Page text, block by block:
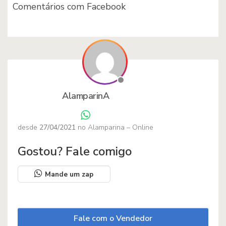
Caneca Signos – Sou de
Comentários com Facebook
AlamparinA
desde 27/04/2021 no Alamparina – Online
Gostou? Fale comigo
Mande um zap
Fale com o Vendedor